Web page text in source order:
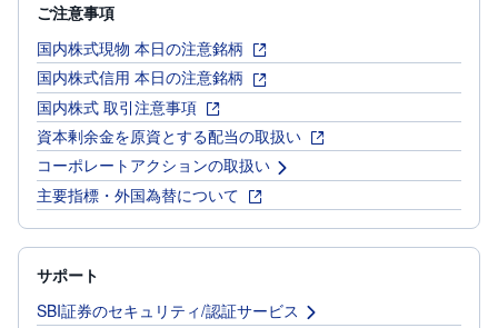
ご注意事項
国内株式現物 本日の注意銘柄
国内株式信用 本日の注意銘柄
国内株式 取引注意事項
資本剰余金を原資とする配当の取扱い
コーポレートアクションの取扱い
主要指標・外国為替について
サポート
SBI証券のセキュリティ/認証サービス